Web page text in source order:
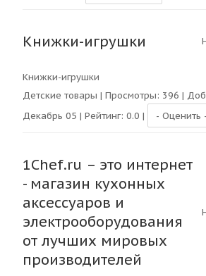
Книжки-игрушки
Книжки-игрушки
Детские товары | Просмотры: 396 |
Декабрь 05 | Рейтинг: 0.0 |
1Chef.ru – это интернет
- магазин кухонных
аксессуаров и
электрооборудования
от лучших мировых
производителей